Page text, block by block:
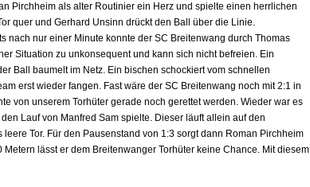
Pirchheim als alter Routinier ein Herz und spielte einen herrlichen
quer und Gerhard Unsinn drückt den Ball über die Linie.
nach nur einer Minute konnte der SC Breitenwang durch Thomas
Situation zu unkonsequent und kann sich nicht befreien. Ein
Ball baumelt im Netz. Ein bischen schockiert vom schnellen
erst wieder fangen. Fast wäre der SC Breitenwang noch mit 2:1 in
von unserem Torhüter gerade noch gerettet werden. Wieder war es
Lauf von Manfred Sam spielte. Dieser läuft allein auf den
Tor. Für den Pausenstand von 1:3 sorgt dann Roman Pirchheim
lässt er dem Breitenwanger Torhüter keine Chance. Mit diesem